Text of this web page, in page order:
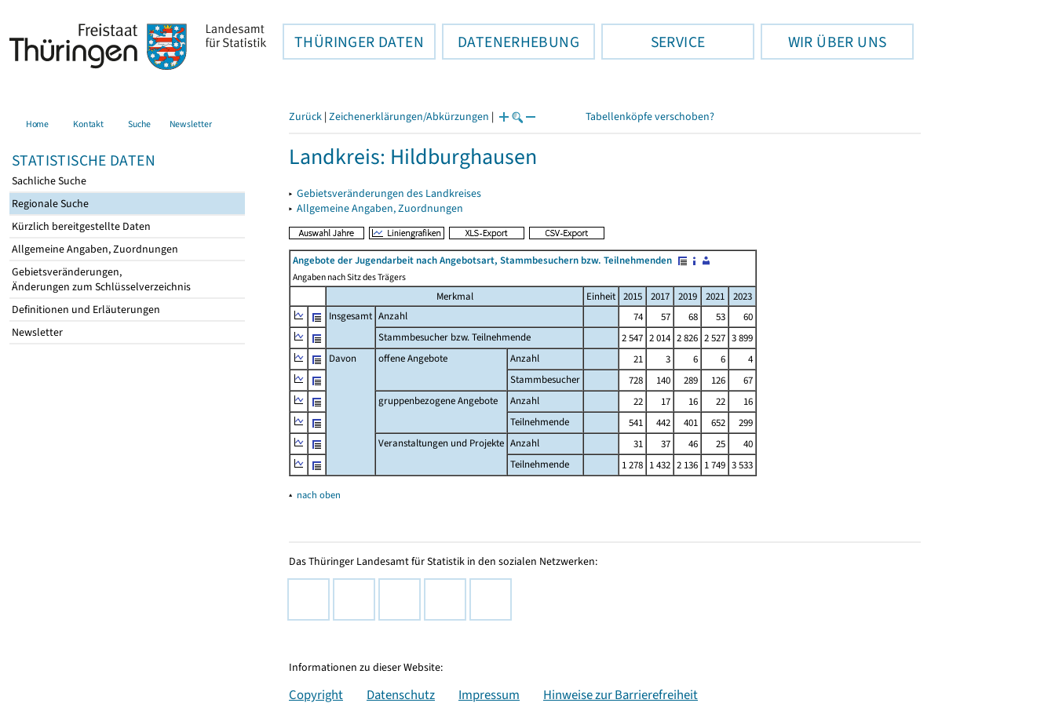
THÜRINGER DATEN DATENERHEBUNG SERVICE WIR ÜBER UNS
Home Kontakt Suche Newsletter
STATISTISCHE DATEN
Sachliche Suche
Regionale Suche
Kürzlich bereitgestellte Daten
Allgemeine Angaben, Zuordnungen
Gebietsveränderungen,
Änderungen zum Schlüsselverzeichnis
Definitionen und Erläuterungen
Newsletter
Zurück | Zeichenerklärungen/Abkürzungen | Tabellenköpfe verschoben?
Landkreis: Hildburghausen
▸ Gebietsveränderungen des Landkreises
▸ Allgemeine Angaben, Zuordnungen
Angebote der Jugendarbeit nach Angebotsart, Stammbesuchern bzw. Teilnehmenden
Angaben nach Sitz des Trägers
Merkmal Einheit 2015 2017 2019 2021
2023
Insgesamt Anzahl 74 57 68 53
60
Stammbesucher bzw. Teilnehmende
2 547 2 014 2 826 2 527 3 899
Davon
offene Angebote Anzahl 21 3 6 6
4
Stammbesucher
728 140 289 126
67
gruppenbezogene Angebote
Anzahl 22 17 16 22
16
Teilnehmende
541 442 401 652
299
Veranstaltungen und Projekte Anzahl 31 37 46 25
40
Teilnehmende
1 278 1 432 2 136 1 749 3 533
▴ nach oben
Das Thüringer Landesamt für Statistik in den sozialen Netzwerken:
Informationen zu dieser Website:
Copyright Datenschutz Impressum Hinweise zur Barrierefreiheit